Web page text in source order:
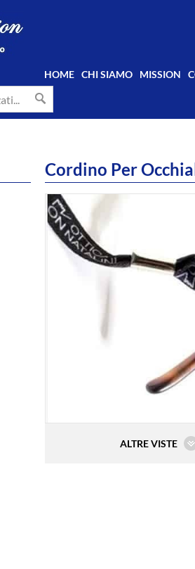
HOME CHI SIAMO MISSION
Cordino Per
ALTRE VISTE